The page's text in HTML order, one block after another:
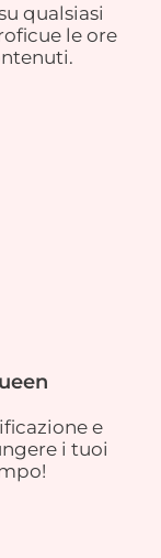
qualsiasi
le ore
e
i tuoi